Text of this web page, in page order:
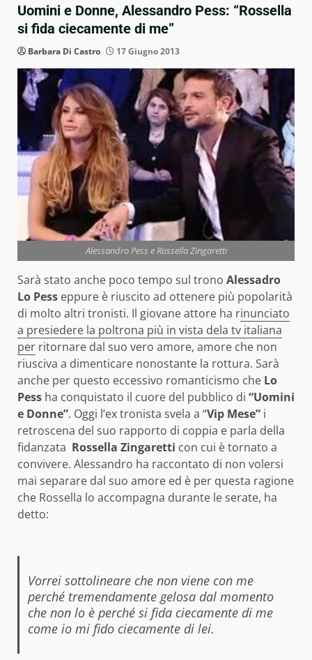
Uomini e Donne, Alessandro Pess: “Rossella
si fida ciecamente di me”
Barbara Di Castro 17 Giugno 2013
Alessandro Pess e Rossella Zingaretti
Sarà stato anche poco tempo sul trono Alessadro
Lo Pess eppure è riuscito ad ottenere più popolarità
di molto altri tronisti. Il giovane attore ha rinunciato
a presiedere la poltrona più in vista dela tv italiana
per ritornare dal suo vero amore, amore che non
riusciva a dimenticare nonostante la rottura. Sarà
anche per questo eccessivo romanticismo che Lo
Pess ha conquistato il cuore del pubblico di “Uomini
e Donne”. Oggi l’ex tronista svela a “Vip Mese” i
retroscena del suo rapporto di coppia e parla della
fidanzata Rossella Zingaretti con cui è tornato a
convivere. Alessandro ha raccontato di non volersi
mai separare dal suo amore ed è per questa ragione
che Rossella lo accompagna durante le serate, ha
detto:
Vorrei sottolineare che non viene con me
perché tremendamente gelosa dal momento
che non lo è perché si fida ciecamente di me
come io mi fido ciecamente di lei.